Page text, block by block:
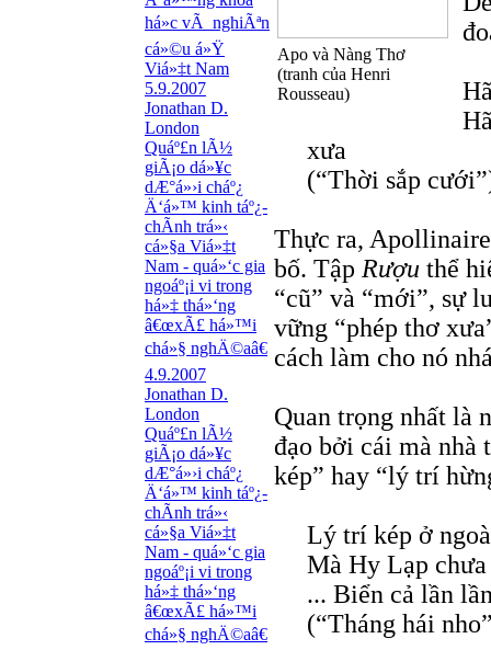
há»c vÃ nghiÃªn
cá»©u á»Ÿ
Viá»‡t Nam
5.9.2007
Jonathan D.
London
Quáº£n lÃ½
giÃ¡o dá»¥c
dÆ°á»›i cháº¿
Ä‘á»™ kinh táº¿-
chÃ­nh trá»‹
cá»§a Viá»‡t
Nam - quá»‘c gia
ngoáº¡i vi trong
há»‡ thá»‘ng
â€œxÃ£ há»™i
chá»§ nghÄ©aâ€
4.9.2007
Jonathan D.
London
Quáº£n lÃ½
giÃ¡o dá»¥c
dÆ°á»›i cháº¿
Ä‘á»™ kinh táº¿-
chÃ­nh trá»‹
cá»§a Viá»‡t
Nam - quá»‘c gia
ngoáº¡i vi trong
há»‡ thá»‘ng
â€œxÃ£ há»™i
chá»§ nghÄ©aâ€
Apo và Nàng Thơ
(tranh của Henri
Rousseau)
xưa
(“Thời sắp
Thực ra,
bố. Tập Rượu thể
“cũ” và “mới”, sự
vững “phép thơ
cách làm cho nó
Quan trọng nhất là
đạo bởi cái mà
kép” hay “lý trí
Lý trí kép ở
Mà Hy Lạp
... Biển cả lần
(“Tháng hái